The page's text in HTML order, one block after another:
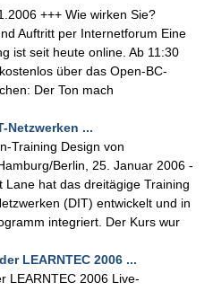
+++ Wie wirken Sie?
Auftritt per Internetforum Eine
ist seit heute online. Ab 11:30
über das Open-BC-
Der Ton mach
Netzwerken ...
Training Design von
Berlin, 25. Januar 2006 -
Lane hat das dreitägige Training
(DIT) entwickelt und in
integriert. Der Kurs wur
LEARNTEC 2006 ...
LEARNTEC 2006 Live-